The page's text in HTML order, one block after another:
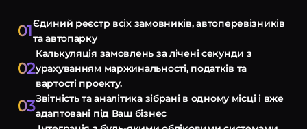
Система управління
CRM
CRM
01Єдиний реєстр всіх замовників, автоперевізників
та автопарку
02
Калькуляція замовлень за лічені секунди з
урахуванням маржинальності, податків та
вартості проекту.
03Звітність та аналітика зібрані в одному місці і вже
адаптовані під Ваш бізнес